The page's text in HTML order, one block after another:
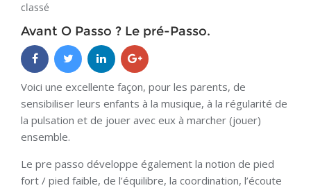
classé
Avant O Passo ? Le pré-Passo.
Voici une excellente façon, pour les parents, de
sensibiliser leurs enfants à la musique, à la régularité de
la pulsation et de jouer avec eux à marcher (jouer)
ensemble.
Le pre passo développe également la notion de pied
fort / pied faible, de l’équilibre, la coordination, l’écoute